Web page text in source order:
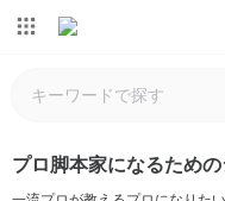
プロ脚本家になるため